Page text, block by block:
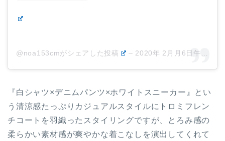
@noa153cmがシェアした投稿 – 2020年 2月月6日午後1時42分PST
『白シャツ×デニムパンツ×ホワイトスニーカー』とい
う清涼感たっぷりカジュアルスタイルにトロミフレン
チコートを羽織ったスタイリングですが、とろみ感の
柔らかい素材感が爽やかな着こなしを演出してくれて